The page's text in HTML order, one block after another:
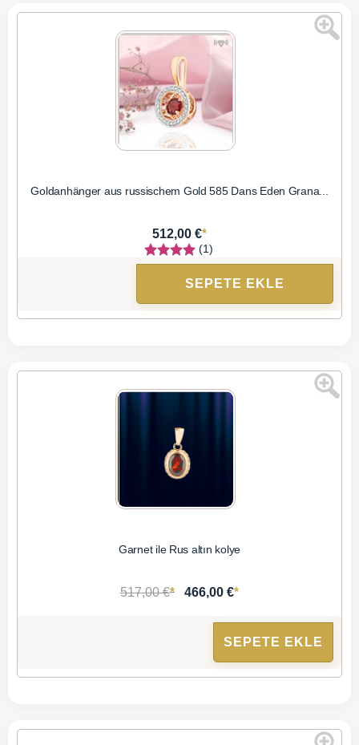
Goldanhänger aus russischem Gold 585 Dans Eden Grana...
512,00 €*
(1)
SEPETE EKLE
Garnet ile Rus altın kolye
517,00 €* 466,00 €*
SEPETE EKLE